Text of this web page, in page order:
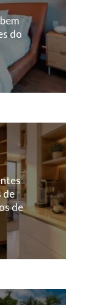
do
de
de